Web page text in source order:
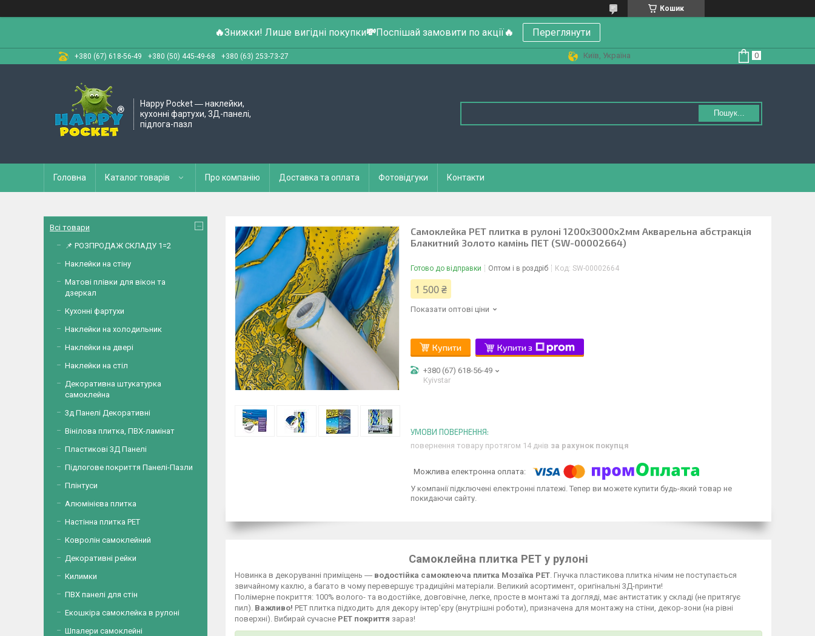
Кошик
🔥Знижки! Лише вигідні покупки💸Поспішай замовити по акції🔥 Переглянути
+380 (67) 618-56-49 +380 (50) 445-49-68 +380 (63) 253-73-27 Київ, Україна
Happy Pocket ― наклейки,
кухонні фартухи, 3Д-панелі,
підлога-пазл
Пошук...
Головна Каталог товарів Про компанію Доставка та оплата Фотовідгуки Контакти
Самоклейка PET плитка в рулоні 1200х3000х2мм Акварельна абстракція
Блакитний Золото камінь ПЕТ (SW-00002664)
Готово до відправки Оптом і в роздріб Код: SW-00002664
1 500 ₴
Показати оптові ціни
Купити Купити з
+380 (67) 618-56-49
Kyivstar
повернення товару протягом 14 днів за рахунок покупця
У компанії підключені електронні платежі. Тепер ви можете купити будь-який товар не
покидаючи сайту.
Самоклейна плитка PET у рулоні
Новинка в декоруванні приміщень ― водостійка самоклеюча плитка Мозаїка PET . Гнучка пластикова плитка нічим не поступається
звичайному кахлю, а багато в чому перевершує традиційні матеріали. Великий асортимент, оригінальні 3Д-принти!
Полімерне покриття: 100% волого- та водостійке, довговічне, легке, просте в монтажі та догляді, має антистатик у складі (не притягує
пил). Важливо! PET плитка підходить для декору інтер'єру (внутрішні роботи), призначена для монтажу на стіни, декор-зони (на рівні
поверхні). Вибирай сучасне PET покриття зараз!
Всі товари
📌 РОЗПРОДАЖ СКЛАДУ 1=2
Наклейки на стіну
Матові плівки для вікон та
дзеркал
Кухонні фартухи
Наклейки на холодильник
Наклейки на двері
Наклейки на стіл
Декоративна штукатурка
самоклейна
3д Панелі Декоративні
Вінілова плитка, ПВХ-ламінат
Пластикові 3Д Панелі
Підлогове покриття Панелі-Пазли
Плінтуси
Алюмінієва плитка
Настінна плитка PET
Ковролін самоклейний
Декоративні рейки
Килимки
ПВХ панелі для стін
Екошкіра самоклейка в рулоні
Шпалери самоклейні